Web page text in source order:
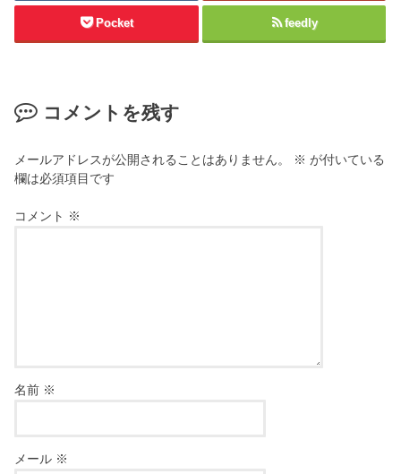
Pocket feedly
コメントを残す
メールアドレスが公開されることはありません。 ※ が付いている
欄は必須項目です
コメント ※
名前 ※
メール ※